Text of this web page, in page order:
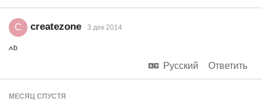
C createzone 3 дек 2014
^b
Русский Ответить
МЕСЯЦ СПУСТЯ